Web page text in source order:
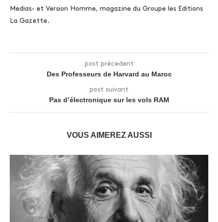
Medias- et Version Homme, magazine du Groupe les Editions
La Gazette.
post précedent
Des Professeurs de Harvard au Maroc
post suivant
Pas d’électronique sur les vols RAM
VOUS AIMEREZ AUSSI